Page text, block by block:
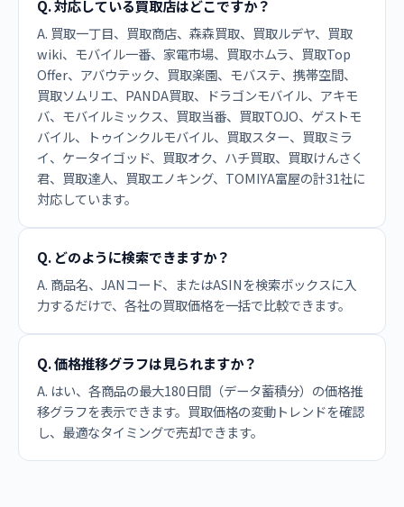
Q. 対応している買取店はどこですか？
A. 買取一丁目、買取商店、森森買取、買取ルデヤ、買取
wiki、モバイル一番、家電市場、買取ホムラ、買取Top
Offer、アバウテック、買取楽園、モバステ、携帯空間、
買取ソムリエ、PANDA買取、ドラゴンモバイル、アキモ
バ、モバイルミックス、買取当番、買取TOJO、ゲストモ
バイル、トゥインクルモバイル、買取スター、買取ミラ
イ、ケータイゴッド、買取オク、ハチ買取、買取けんさく
君、買取達人、買取エノキング、TOMIYA富屋の計31社に
対応しています。
Q. どのように検索できますか？
A. 商品名、JANコード、またはASINを検索ボックスに入
力するだけで、各社の買取価格を一括で比較できます。
Q. 価格推移グラフは見られますか？
A. はい、各商品の最大180日間（データ蓄積分）の価格推
移グラフを表示できます。買取価格の変動トレンドを確認
し、最適なタイミングで売却できます。